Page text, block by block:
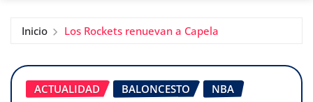
Inicio Los Rockets renuevan a Capela
ACTUALIDAD BALONCESTO NBA